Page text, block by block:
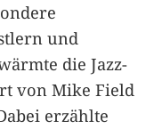
und
die Jazz-
von Mike Field
erzählte